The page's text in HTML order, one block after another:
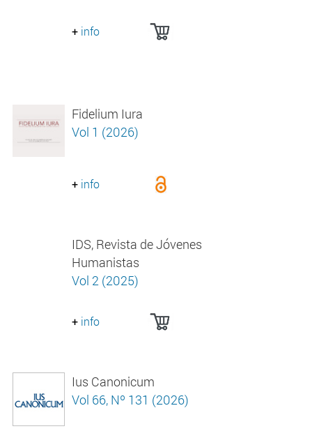
+ info
Fidelium Iura
Vol 1 (2026)
+ info
IDS, Revista de Jóvenes
Humanistas
Vol 2 (2025)
+ info
Ius Canonicum
Vol 66, Nº 131 (2026)